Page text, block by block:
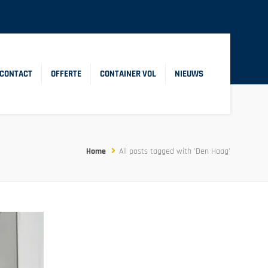
CONTACT OFFERTE CONTAINER VOL NIEUWS
Home All posts tagged with 'Den Haag'